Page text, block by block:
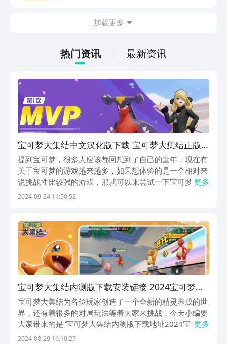
优先体验游戏，能通过游戏感受一下这是
加载更多
热门资讯 最新资讯
宝可梦大集结中文汉化版下载 宝可梦大集结正版
链接
提到宝可梦，很多人应该都回想到了自己的童年，现在有
关于宝可梦的游戏越来越多，如果想体验的是一个相对来
说挑战性比较强的游戏，那就可以来尝试一下宝可梦大集
结，宝可梦大集结中文版下载链接会在下面分享出来，这
这...
更多
2024-09-24 11:50:52
宝可梦大集结内测版下载安装链接 2024宝可梦大
集结内测版下载链接推荐
宝可梦大集结为各位玩家创造了一个全新的精灵养成的世
界，还有着很多的对局玩法等着大家来挑战，今天小编要
大家带来的是“宝可梦大集结内测版下载地址2024宝可梦
大集结内测版下载链接分享”，很多玩家在了解了宝可梦
更多
2024-08-29 16:10:27